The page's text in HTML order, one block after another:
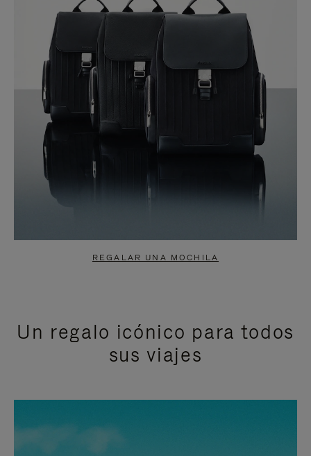
REGALAR UNA MOCHILA
Un regalo icónico para todos
sus viajes